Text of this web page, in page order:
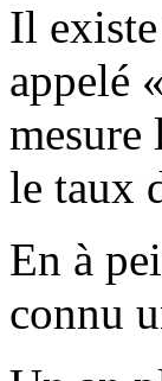
Il
appelé
mesure
le taux
En à
connu